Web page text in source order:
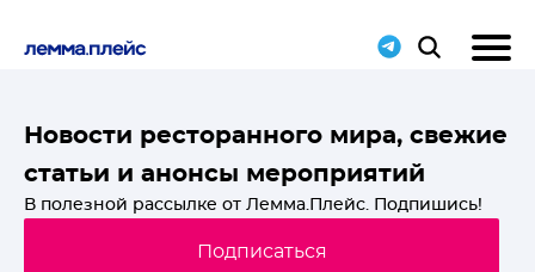
Новости ресторанного мира, свежие
статьи и анонсы мероприятий
В полезной рассылке от Лемма.Плейс. Подпишись!
Подписаться